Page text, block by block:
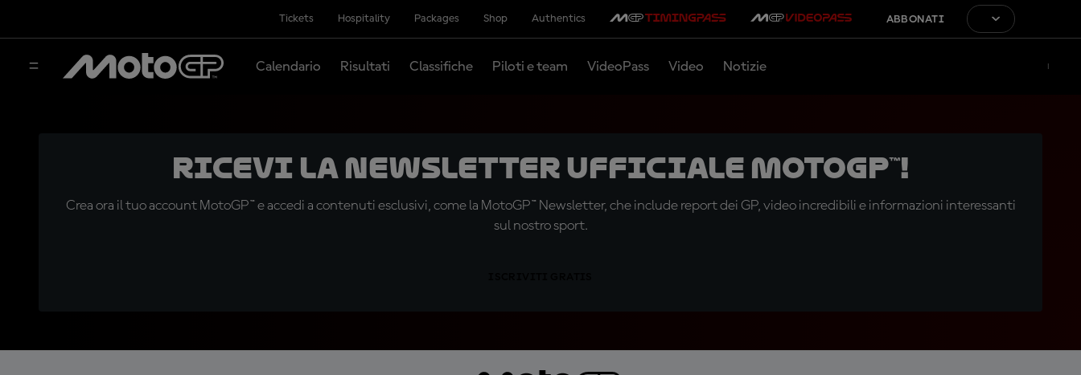
Tickets Hospitality Packages Shop Authentics ABBONATI
Calendario Risultati Classifiche Piloti e team VideoPass Video Notizie
Ricevi la newsletter ufficiale MotoGP™!
Crea ora il tuo account MotoGP™ e accedi a contenuti esclusivi, come la MotoGP™ Newsletter, che include report dei GP, video incredibili e informazioni interessanti
sul nostro sport.